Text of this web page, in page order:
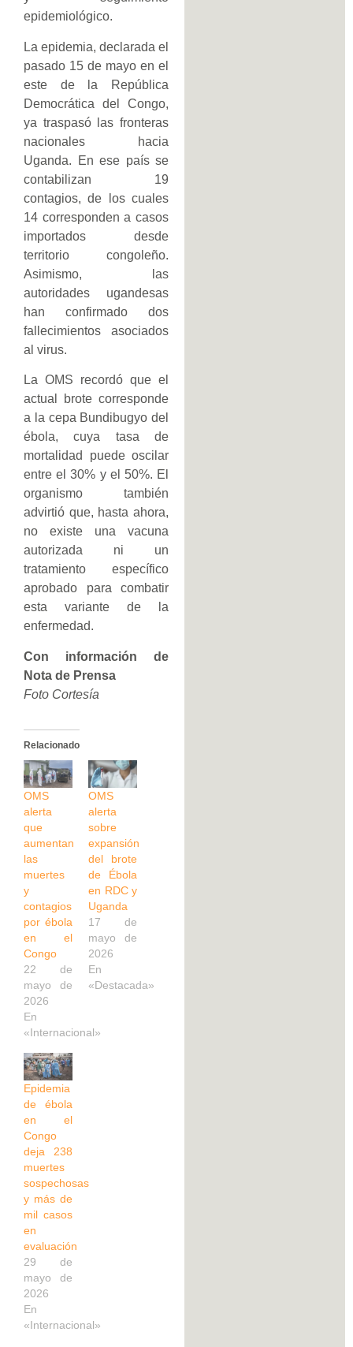
epidemiológico.
La epidemia, declarada el
pasado 15 de mayo en el
este de la República
Democrática del Congo,
ya traspasó las fronteras
nacionales hacia
Uganda. En ese país se
contabilizan 19
contagios, de los cuales
14 corresponden a casos
importados desde
territorio congoleño.
Asimismo, las
autoridades ugandesas
han confirmado dos
fallecimientos asociados
al virus.
La OMS recordó que el
actual brote corresponde
a la cepa Bundibugyo del
ébola, cuya tasa de
mortalidad puede oscilar
entre el 30% y el 50%. El
organismo también
advirtió que, hasta ahora,
no existe una vacuna
autorizada ni un
tratamiento específico
aprobado para combatir
esta variante de la
enfermedad.
Con información de
Nota de Prensa
Foto Cortesía
Relacionado
OMS
alerta
que
aumentan
las
muertes
y
contagios
por ébola
en el
Congo
22 de
mayo de
2026
En
«Internacional»
OMS
alerta
sobre
expansión
del brote
de Ébola
en RDC y
Uganda
17 de
mayo de
2026
En
«Destacada»
Epidemia
de ébola
en el
Congo
deja 238
muertes
sospechosas
y más de
mil casos
en
evaluación
29 de
mayo de
2026
En
«Internacional»